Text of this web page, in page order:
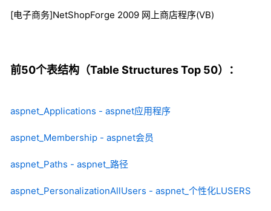
[电子商务]NetShopForge 2009 网上商店程序(VB)
前50个表结构（Table Structures Top 50）：
aspnet_Applications - aspnet应用程序
aspnet_Membership - aspnet会员
aspnet_Paths - aspnet_路径
aspnet_PersonalizationAllUsers - aspnet_个性化LUSERS